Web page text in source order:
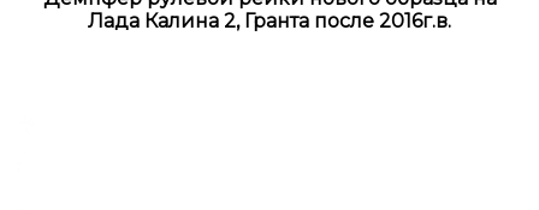
Лада Калина 2, Гранта после 2016г.в.